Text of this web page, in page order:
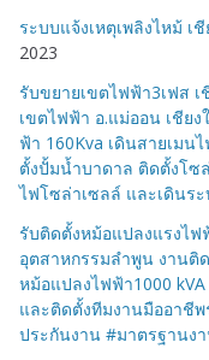
ระบบแจ้งเหตุเพลิงไหม้ เ
2023
รับขยายเขตไฟฟ้า3เฟส
เขตไฟฟ้า อ.แม่ออน เชีย
ฟ้า 160Kva เดินสายเมน
ตั้งปั้มน้ำบาดาล ติดตั้งโซ
ไฟโซล่าเซลล์ และเดินร
รับติดตั้งหม้อแปลงแรงไฟ
อุตสาหกรรมลำพูน งานติ
หม้อแปลงไฟฟ้า1000
และติดตั้งทีมงานมืออาชี
ประกันงาน #มาตรฐานง